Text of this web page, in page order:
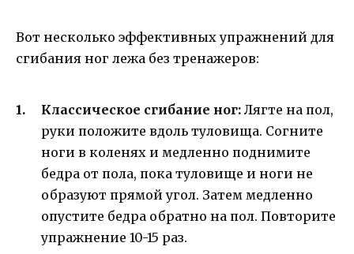
Вот несколько эффективных упражнений для
сгибания ног лежа без тренажеров:
Классическое сгибание ног: Лягте на пол,
руки положите вдоль туловища. Согните
ноги в коленях и медленно поднимите
бедра от пола, пока туловище и ноги не
образуют прямой угол. Затем медленно
опустите бедра обратно на пол. Повторите
упражнение 10-15 раз.